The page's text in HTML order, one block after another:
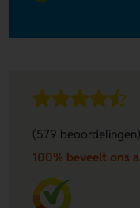
(579 beoordelingen)
100% beveelt ons